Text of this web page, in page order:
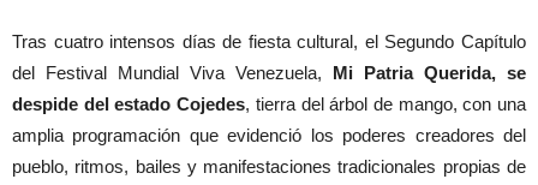
Tras cuatro intensos días de fiesta cultural, el Segundo Capítulo
del Festival Mundial Viva Venezuela, Mi Patria Querida, se
despide del estado Cojedes, tierra del árbol de mango, con una
amplia programación que evidenció los poderes creadores del
pueblo, ritmos, bailes y manifestaciones tradicionales propias de